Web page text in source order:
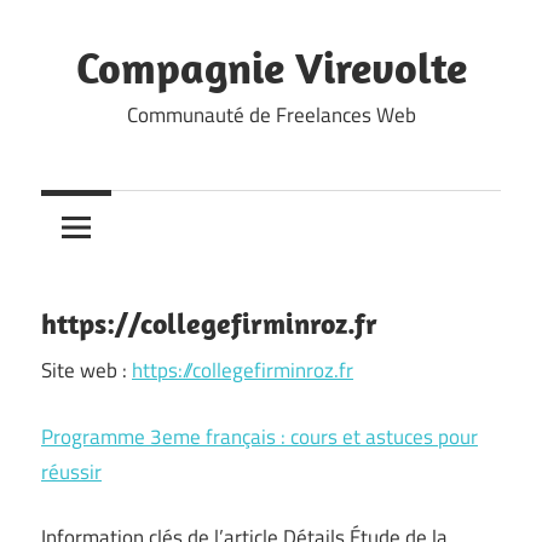
content
Compagnie Virevolte
Communauté de Freelances Web
https://collegefirminroz.fr
Site web : https://collegefirminroz.fr
Programme 3eme français : cours et astuces pour
réussir